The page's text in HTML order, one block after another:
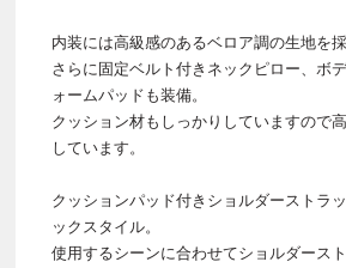
内装には高級感のあるベロア調の生地を採
さらに固定ベルト付きネックピロー、ボ
ォームパッドも装備。
クッション材もしっかりしていますので
しています。
クッションパッド付きショルダーストラ
ックスタイル。
使用するシーンに合わせてショルダース